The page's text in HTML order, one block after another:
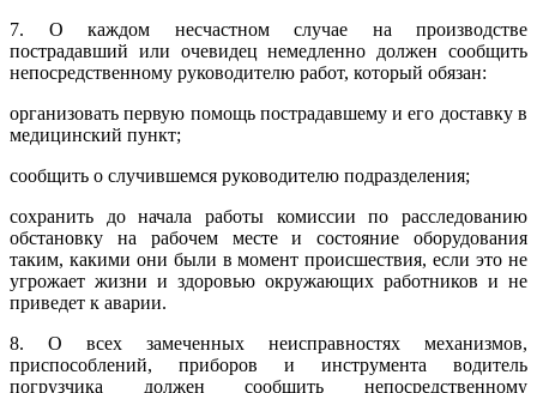
7. О каждом несчастном случае на производстве
пострадавший или очевидец немедленно должен сообщить
непосредственному руководителю работ, который обязан:
организовать первую помощь пострадавшему и его доставку в
медицинский пункт;
сообщить о случившемся руководителю подразделения;
сохранить до начала работы комиссии по расследованию
обстановку на рабочем месте и состояние оборудования
таким, какими они были в момент происшествия, если это не
угрожает жизни и здоровью окружающих работников и не
приведет к аварии.
8. О всех замеченных неисправностях механизмов,
приспособлений, приборов и инструмента водитель
погрузчика должен сообщить непосредственному